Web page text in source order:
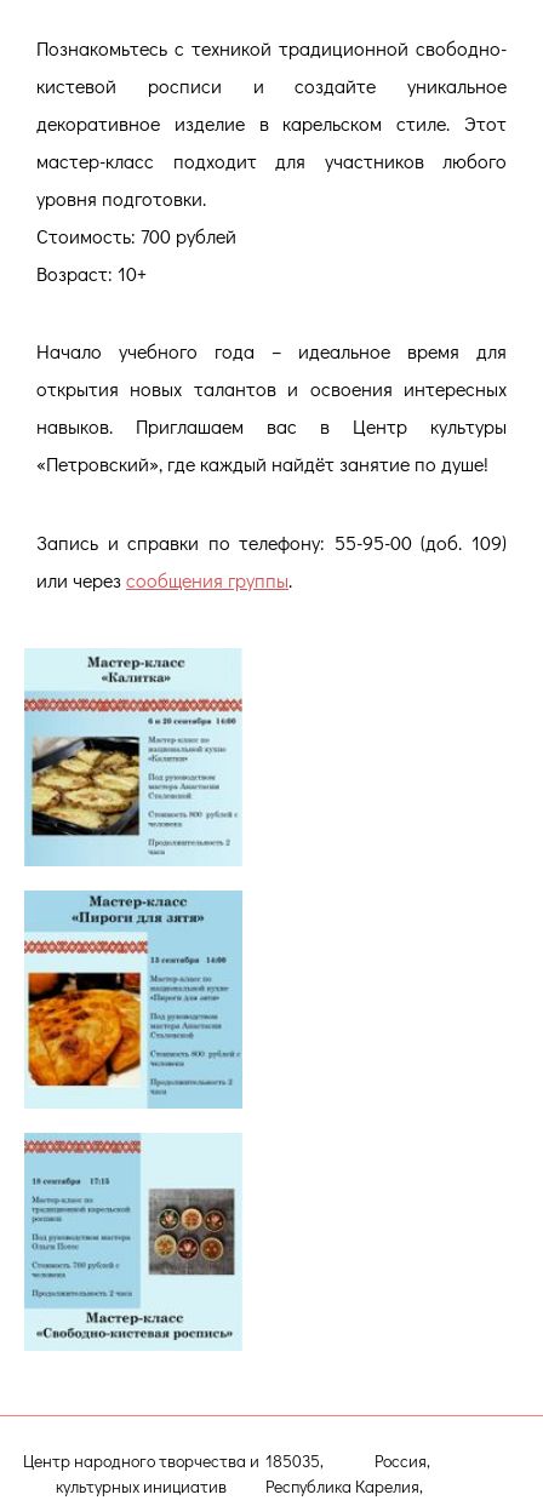
Познакомьтесь с техникой традиционной свободно-
кистевой росписи и создайте уникальное
декоративное изделие в карельском стиле. Этот
мастер-класс подходит для участников любого
уровня подготовки.
Стоимость: 700 рублей
Возраст: 10+
Начало учебного года – идеальное время для
открытия новых талантов и освоения интересных
навыков. Приглашаем вас в Центр культуры
«Петровский», где каждый найдёт занятие по душе!
Запись и справки по телефону: 55-95-00 (доб. 109)
или черезсообщения группы.
Центр народного творчества и
культурных инициатив
185035, Россия,
Республика Карелия,